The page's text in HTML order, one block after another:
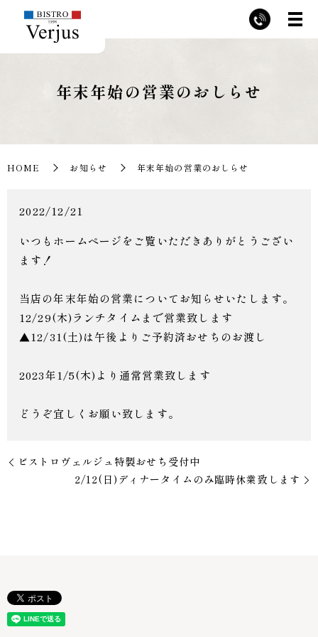
年末年始の営業のおしらせ
HOME お知らせ 年末年始の営業のおしらせ
2022/12/21
いつもホームページをご覧いただきありがとうござい
ます！
当店の年末年始の営業についてお知らせいたします。
12/29(木)ランチタイムまで営業致します
▲12/31(土)は午後よりご予約済おせちのお渡し
2023年1/5(木)より通常営業致します
どうぞ宜しくお願い致します。
ビストロヴェルジュ特製おせち受付中
2/12(日)ディナータイムのみ臨時休業致します